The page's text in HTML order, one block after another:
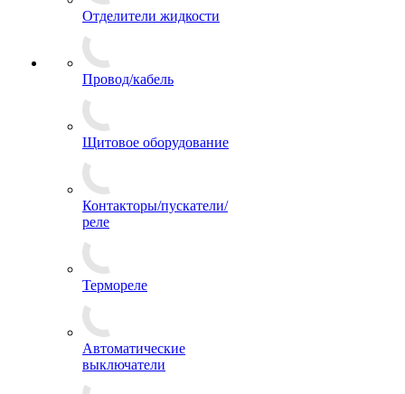
Отделители жидкости
Провод/кабель
Щитовое оборудование
Контакторы/пускатели/
реле
Термореле
Автоматические
выключатели